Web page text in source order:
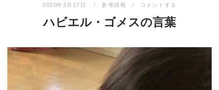
2020年5月17日 参考情報 コメントする
ハビエル・ゴメスの言葉